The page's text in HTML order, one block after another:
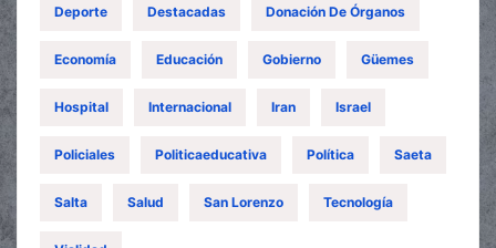
Deporte Destacadas Donación De Órganos
Economía Educación Gobierno Güemes
Hospital Internacional Iran Israel
Policiales Politicaeducativa Política Saeta
Salta Salud San Lorenzo Tecnología